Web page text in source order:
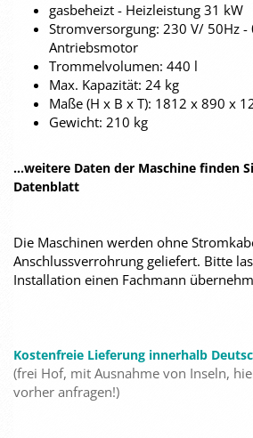
gasbeheizt - Heizleistung 31 kW
Stromversorgung: 230 V/ 50Hz -
Antriebsmotor
Trommelvolumen: 440 l
Max. Kapazität: 24 kg
Maße (H x B x T): 1812 x 890 x
Gewicht: 210 kg
...weitere Daten der Maschine finden
Datenblatt
Die Maschinen werden ohne
Anschlussverrohrung geliefert. Bitte
Installation einen Fachmann
Kostenfreie Lieferung innerhalb
(frei Hof, mit Ausnahme von Inseln,
vorher anfragen!)